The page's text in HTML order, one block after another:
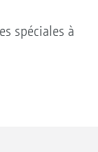
spéciales à